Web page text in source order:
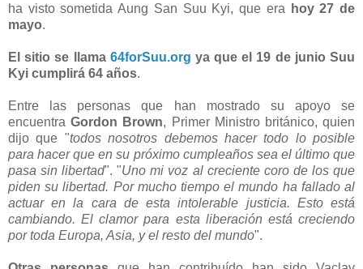
ha visto sometida Aung San Suu Kyi, que era
hoy 27 de
mayo.
El sitio se llama 64forSuu.org ya que el 19 de junio Suu
Kyi cumplirá 64 años.
Entre las personas que han mostrado su apoyo se
encuentraGordon Brown, Primer Ministro británico, quien
dijo que "todos nosotros debemos hacer todo lo posible
para hacer que en su próximo cumpleaños sea el último que
pasa sin libertad". "Uno mi voz al creciente coro de los que
piden su libertad. Por mucho tiempo el mundo ha fallado al
actuar en la cara de esta intolerable justicia. Esto está
cambiando. El clamor para esta liberación está creciendo
por toda Europa, Asia, y el resto del mundo".